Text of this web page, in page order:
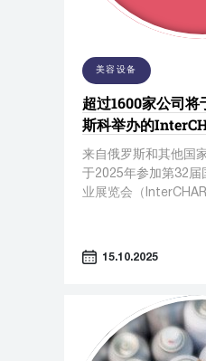
美容设备
超过1600家公司
斯科举办的
来自俄罗斯和其他国
于2025年参加第32届
业展览会（
15.10.2025